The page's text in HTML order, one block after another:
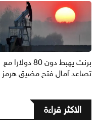
برنت يهبط دون 80 دولارا مع
تصاعد آمال فتح مضيق هرمز
الاكثر قراءة